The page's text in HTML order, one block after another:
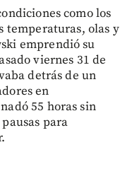
como los
temperaturas, olas y
emprendió su
viernes 31 de
detrás de un
en
55 horas sin
para